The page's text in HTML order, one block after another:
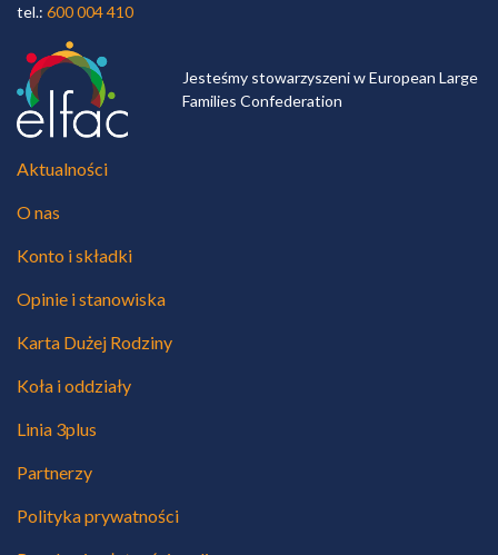
tel.: 600 004 410
Jesteśmy stowarzyszeni w European Large
Families Confederation
Aktualności
O nas
Konto i składki
Opinie i stanowiska
Karta Dużej Rodziny
Koła i oddziały
Linia 3plus
Partnerzy
Polityka prywatności